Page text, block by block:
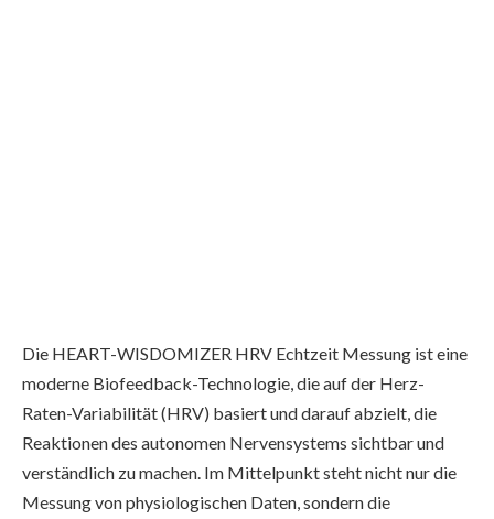
Die HEART-WISDOMIZER HRV Echtzeit Messung ist eine
moderne Biofeedback-Technologie, die auf der Herz-
Raten-Variabilität (HRV) basiert und darauf abzielt, die
Reaktionen des autonomen Nervensystems sichtbar und
verständlich zu machen. Im Mittelpunkt steht nicht nur die
Messung von physiologischen Daten, sondern die